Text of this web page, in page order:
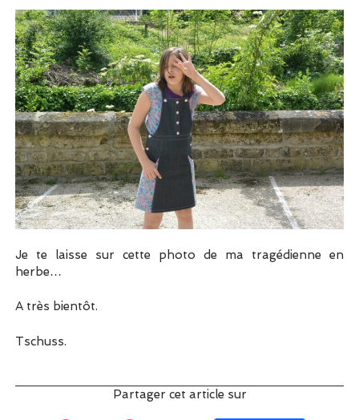
Je te laisse sur cette photo de ma tragédienne en
herbe…
A très bientôt.
Tschuss.
Partager cet article sur